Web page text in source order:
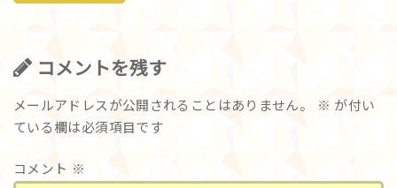
コメントを残す
メールアドレスが公開されることはありません。 ※ が付い
ている欄は必須項目です
コメント ※